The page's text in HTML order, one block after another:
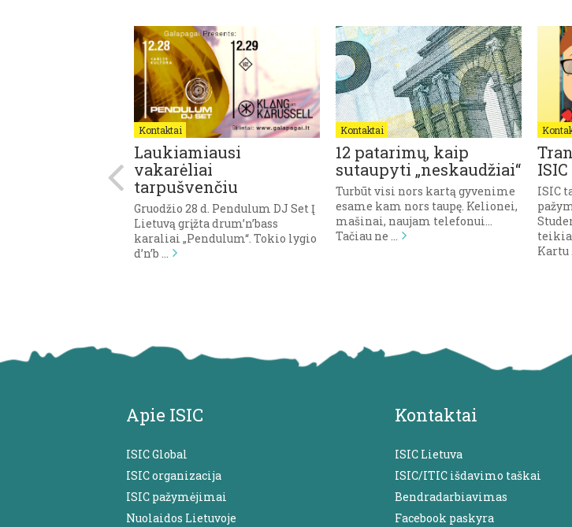
autorius
Kontaktai
Laukiamiausi
vakarėliai
tarpušvenčiu
Gruodžio 28 d. Pendulum DJ Set Į
Lietuvą grįžta drum’n’bass
karaliai „Pendulum“. Tokio lygio
d’n’b …
Kontaktai
12 patarimų, kaip
sutaupyti „neskaudžiai“
Turbūt visi nors kartą gyvenime
esame kam nors taupę. Kelionei,
mašinai, naujam telefonui…
Tačiau ne …
ISIC
teikia
Kartu …
Apie ISIC
ISIC Global
ISIC organizacija
ISIC pažymėjimai
Nuolaidos Lietuvoje
Kontaktai
ISIC Lietuva
ISIC/ITIC išdavimo taškai
Bendradarbiavimas
Facebook paskyra